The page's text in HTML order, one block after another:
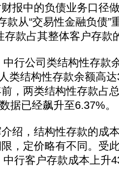
报中的负债业务口径
款从“交易性金融负债”
存款占其整体客户存款
公司类结构性存款
类结构性存款余额高
，两类结构性存款占
据已经飙升至6.37%。
，结构性存款的成
，定价略有不同。受
行客户存款成本上升